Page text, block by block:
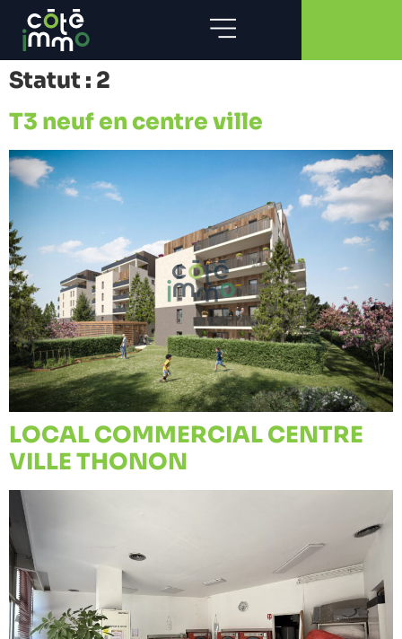
Statut : 2
T3 neuf en centre ville
LOCAL COMMERCIAL CENTRE
VILLE THONON